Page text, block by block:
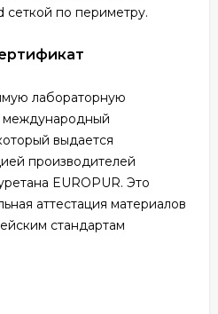
сеткой по периметру.
лабораторную
международный
выдается
производителей
EUROPUR. Это
аттестация материалов
стандартам